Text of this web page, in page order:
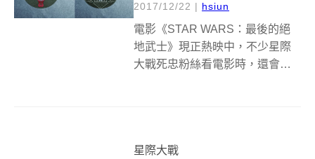
2017/12/22 | hsiun
電影《STAR WARS：最後的絕
地武士》現正熱映中，不少星際
大戰死忠粉絲看電影時，還會順
能扮給自己看，像是日本一心堂
星際大戰